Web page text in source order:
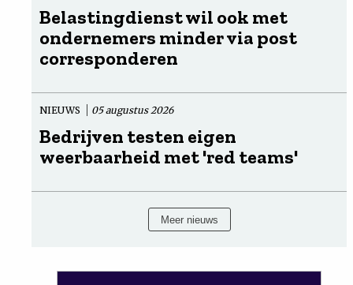
Belastingdienst wil ook met
ondernemers minder via post
corresponderen
NIEUWS 05 augustus 2026
Bedrijven testen eigen
weerbaarheid met 'red teams'
Meer nieuws